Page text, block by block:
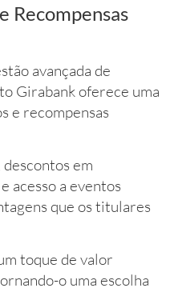
Recompensas
avançada de
Girabank oferece uma
e recompensas
em
acesso a eventos
que os titulares
toque de valor
o uma escolha